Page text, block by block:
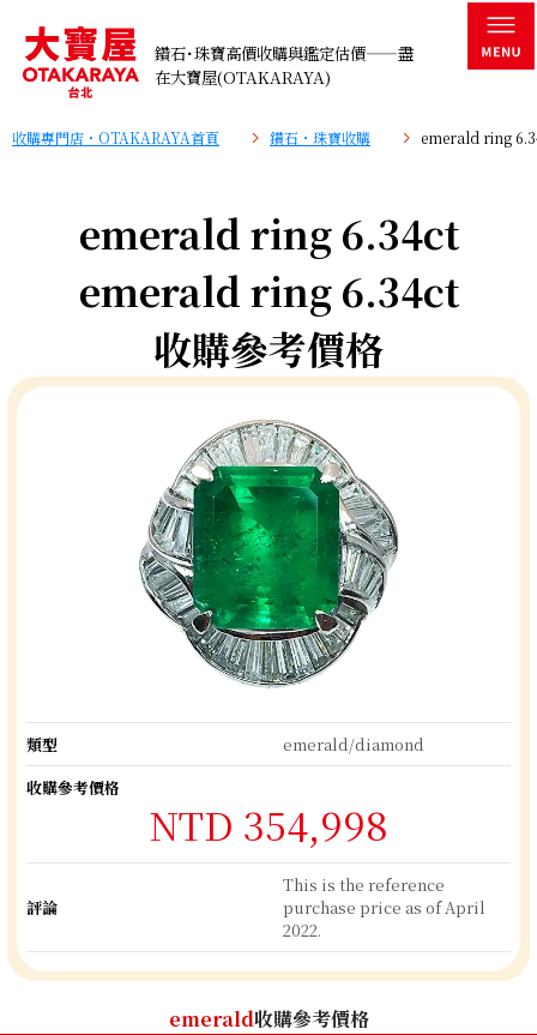
鑽石･珠寶高價收購與鑑定估價——盡
在大寶屋(OTAKARAYA)
收購專門店・OTAKARAYA首頁 鑽石・珠寶收購 emerald ring
emerald ring 6.34ct
emerald ring 6.34ct
收購參考價格
類型
emerald/diamond
收購參考價格
NTD 354,998
評論
This is the reference
purchase price as of April
2022.
emerald收購參考價格